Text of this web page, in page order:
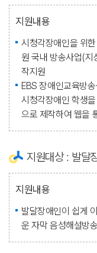
지원내용
시청각장애인을 위
원국내 방송사업(지
작지원
EBS 장애인교육방
시청각장애인 학생
으로 제작하여 웹을
지원대상 : 발달
지원내용
발달장애인이 쉽게
운 자막 음성해설방